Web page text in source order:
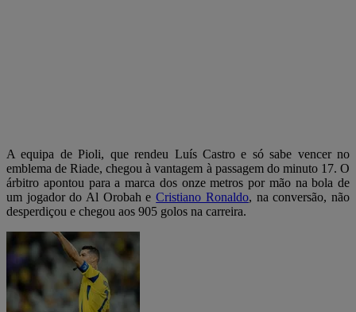
A equipa de Pioli, que rendeu Luís Castro e só sabe vencer no
emblema de Riade, chegou à vantagem à passagem do minuto 17. O
árbitro apontou para a marca dos onze metros por mão na bola de
um jogador do Al Orobah eCristiano Ronaldo, na conversão, não
desperdiçou e chegou aos 905 golos na carreira.